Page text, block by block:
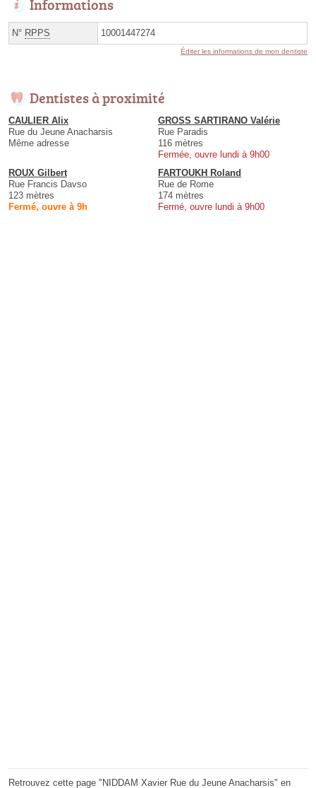
Informations
N° RPPS 10001447274
Éditer les informations de mon dentiste
Dentistes à proximité
CAULIER Alix
Rue du Jeune Anacharsis
Même adresse
GROSS SARTIRANO Valérie
Rue Paradis
116 mètres
Fermée, ouvre lundi à 9h00
ROUX Gilbert
Rue Francis Davso
123 mètres
Fermé, ouvre à 9h
FARTOUKH Roland
Rue de Rome
174 mètres
Fermé, ouvre lundi à 9h00
Retrouvez cette page "NIDDAM Xavier Rue du Jeune Anacharsis" en